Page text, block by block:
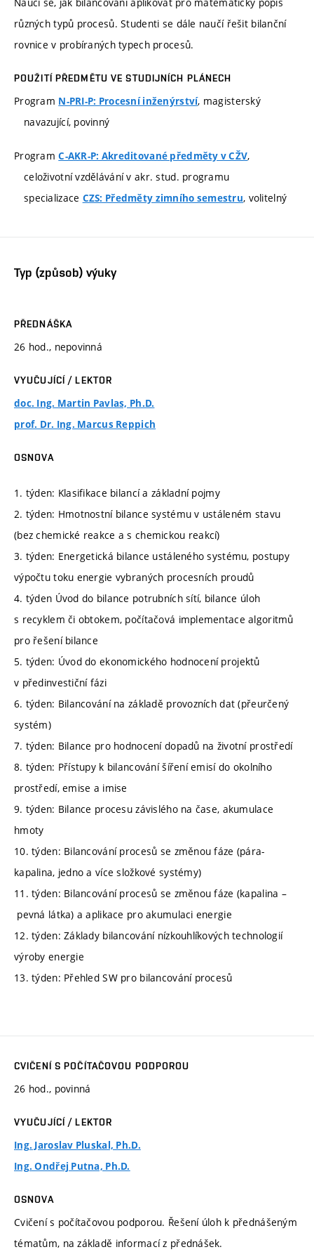
různých typů procesů. Studenti se dále naučí řešit bilanční
rovnice v probíraných typech procesů.
POUŽITÍ PŘEDMĚTU VE STUDIJNÍCH PLÁNECH
Program N-PRI-P: Procesní inženýrství, magisterský
navazující, povinný
ProgramC-AKR-P: Akreditované předměty v CŽV,
celoživotní vzdělávání v akr. stud. programu
specializace CZS: Předměty zimního semestru, volitelný
Typ (způsob) výuky
PŘEDNÁŠKA
26 hod., nepovinná
VYUČUJÍCÍ / LEKTOR
doc. Ing. Martin Pavlas, Ph.D.
prof. Dr. Ing. Marcus Reppich
OSNOVA
1. týden: Klasifikace bilancí a základní pojmy
2. týden: Hmotnostní bilance systému v ustáleném stavu
(bez chemické reakce a s chemickou reakcí)
3. týden: Energetická bilance ustáleného systému, postupy
výpočtu toku energie vybraných procesních proudů
4. týden Úvod do bilance potrubních sítí, bilance úloh
s recyklem či obtokem, počítačová implementace algoritmů
pro řešení bilance
5. týden: Úvod do ekonomického hodnocení projektů
v předinvestiční fázi
6. týden: Bilancování na základě provozních dat (přeurčený
systém)
7. týden: Bilance pro hodnocení dopadů na životní prostředí
8. týden: Přístupy k bilancování šíření emisí do okolního
prostředí, emise a imise
9. týden: Bilance procesu závislého na čase, akumulace
hmoty
10. týden: Bilancování procesů se změnou fáze (pára-
kapalina, jedno a více složkové systémy)
11. týden: Bilancování procesů se změnou fáze (kapalina –
pevná látka) a aplikace pro akumulaci energie
12. týden: Základy bilancování nízkouhlíkových technologií
výroby energie
13. týden: Přehled SW pro bilancování procesů
CVIČENÍ S POČÍTAČOVOU PODPOROU
26 hod., povinná
VYUČUJÍCÍ / LEKTOR
Ing. Jaroslav Pluskal, Ph.D.
Ing. Ondřej Putna, Ph.D.
OSNOVA
Cvičení s počítačovou podporou. Řešení úloh k přednášeným
tématům, na základě informací z přednášek.